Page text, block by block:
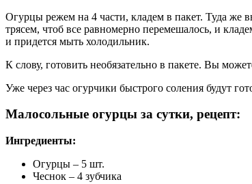
Огурцы режем на 4 части, кладем в пакет. Туда же
трясем, чтоб все равномерно перемешалось, и
и придется мыть холодильник.
К слову, готовить необязательно в пакете. Вы
Уже через час огурчики быстрого соления будут
Малосольные огурцы за сутки, рецепт:
Ингредиенты:
Огурцы – 5 шт.
Чеснок – 4 зубчика